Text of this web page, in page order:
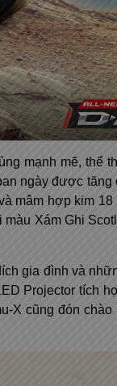
mạnh mẽ, thể
ngày được
mâm hợp kim
Xám Ghi
gia đình và
Projector tích
X cũng đón chào